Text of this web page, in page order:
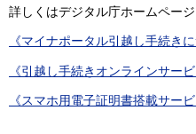
詳しくはデジタル庁ホームページ
《マイナポータル引越し手続き
《引越し手続きオンラインサー
《スマホ用電子証明書搭載サー